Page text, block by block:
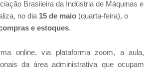
Brasileira da Indústria de Máquinas e
no dia 15 de maio (quarta-feira), o
e estoques.
online, via plataforma zoom, a aula,
da área administrativa que ocupam